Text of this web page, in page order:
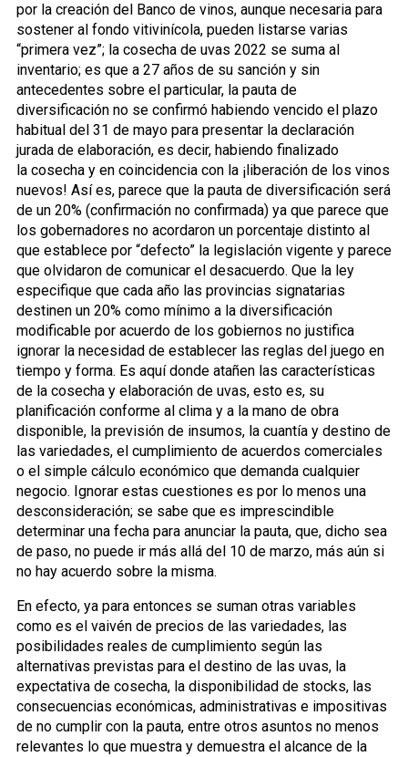
por la creación del Banco de vinos, aunque necesaria para
sostener al fondo vitivinícola, pueden listarse varias
“primera vez”; la cosecha de uvas 2022 se suma al
inventario; es que a 27 años de su sanción y sin
antecedentes sobre el particular, la pauta de
diversificación no se confirmó habiendo vencido el plazo
habitual del 31 de mayo para presentar la declaración
jurada de elaboración, es decir, habiendo finalizado
la cosecha y en coincidencia con la ¡liberación de los vinos
nuevos! Así es, parece que la pauta de diversificación será
de un 20% (confirmación no confirmada) ya que parece que
los gobernadores no acordaron un porcentaje distinto al
que establece por “defecto” la legislación vigente y parece
que olvidaron de comunicar el desacuerdo. Que la ley
especifique que cada año las provincias signatarias
destinen un 20% como mínimo a la diversificación
modificable por acuerdo de los gobiernos no justifica
ignorar la necesidad de establecer las reglas del juego en
tiempo y forma. Es aquí donde atañen las características
de la cosecha y elaboración de uvas, esto es, su
planificación conforme al clima y a la mano de obra
disponible, la previsión de insumos, la cuantía y destino de
las variedades, el cumplimiento de acuerdos comerciales
o el simple cálculo económico que demanda cualquier
negocio. Ignorar estas cuestiones es por lo menos una
desconsideración; se sabe que es imprescindible
determinar una fecha para anunciar la pauta, que, dicho sea
de paso, no puede ir más allá del 10 de marzo, más aún si
no hay acuerdo sobre la misma.
En efecto, ya para entonces se suman otras variables
como es el vaivén de precios de las variedades, las
posibilidades reales de cumplimiento según las
alternativas previstas para el destino de las uvas, la
expectativa de cosecha, la disponibilidad de stocks, las
consecuencias económicas, administrativas e impositivas
de no cumplir con la pauta, entre otros asuntos no menos
relevantes lo que muestra y demuestra el alcance de la